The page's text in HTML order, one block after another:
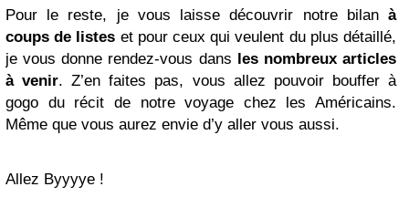
Pour le reste, je vous laisse découvrir notre bilan à
coups de listes et pour ceux qui veulent du plus détaillé,
je vous donne rendez-vous dans les nombreux articles
à venir. Z’en faites pas, vous allez pouvoir bouffer à
gogo du récit de notre voyage chez les Américains.
Même que vous aurez envie d’y aller vous aussi.
Allez Byyyye !